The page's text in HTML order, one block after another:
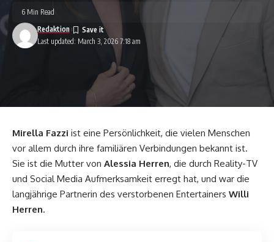
Last updated: March 3, 2026 7:18 am
Redaktion
6 Min Read
Mirella Fazzi ist eine Persönlichkeit, die vielen Menschen
vor allem durch ihre familiären Verbindungen bekannt ist.
Sie ist die Mutter von Alessia Herren, die durch Reality-TV
und Social Media Aufmerksamkeit erregt hat, und war die
langjährige Partnerin des verstorbenen Entertainers Willi
Herren.